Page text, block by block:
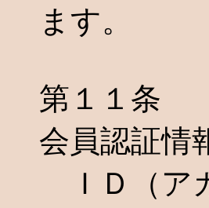
ます。
第１１条
会員認証情
ＩＤ（ア